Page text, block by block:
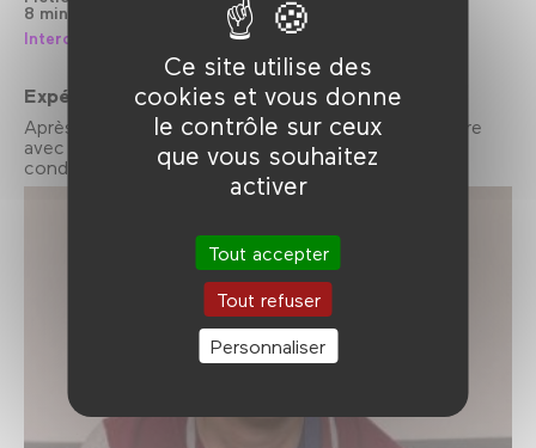
Ce site utilise des
cookies et vous donne
le contrôle sur ceux
que vous souhaitez
activer
Tout accepter
Tout refuser
Personnaliser
8 min
Interdit - 12 ans
Expérimental
Après Issues with my other Half, Anna Vasof explore
avec fantaisie les actions contraires à la bonne
conduite.